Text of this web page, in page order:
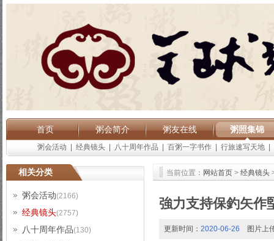
首页 粥会简介 粥友在线 粥照集锦
粥会活动 经典镜头 八十周年作品 百粥一字书作 行旅速写天地
相关分类
粥会活动(2166)
经典镜头(2757)
八十周年作品(130)
当前位置： 网站首页 > 经典镜头
強力支持保釣矢作
更新时间： 2020-06-26 图片上